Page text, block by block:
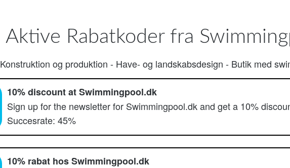
Aktive Rabatkoder fra
Konstruktion og produktion - Have- og landskabsdesign - Butik med
10% discount at Swimmingpool.dk
Sign up for the newsletter for Swimmingpool.dk and get a 10%
Succesrate: 45%
10% rabat hos Swimmingpool.dk